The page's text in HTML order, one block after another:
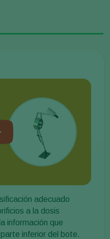
adecuado
a la dosis
información que
inferior del bote.